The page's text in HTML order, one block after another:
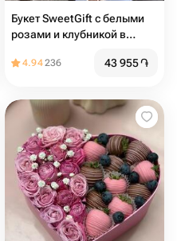
Букет SweetGift с белыми
розами и клубникой в
4.94236 43 955֏